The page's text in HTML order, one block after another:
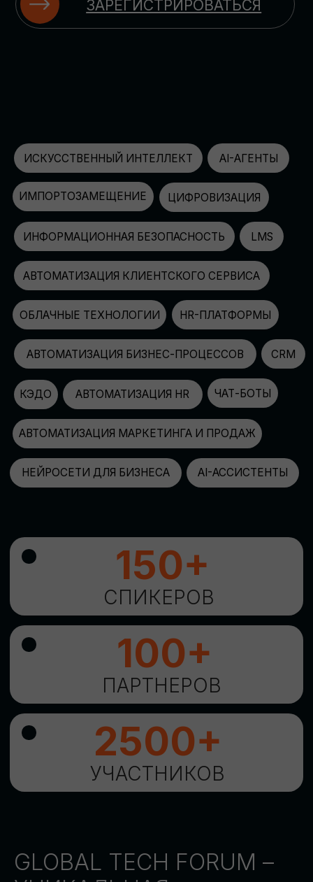
НЕЙРОСЕТИ ДЛЯ БИЗНЕСА
КЭДО
ЦИФРОВИЗАЦИЯ
АВТОМАТИЗАЦИЯ HR
АВТОМАТИЗАЦИЯ МАРКЕТИНГА И ПРОДАЖ
AI-АССИСТЕНТЫ
ЧАТ-БОТЫ
ИМПОРТОЗАМЕЩЕНИЕ
СПИКЕРОВ
150+
ПАРТНЕРОВ
100+
УЧАСТНИКОВ
2500+
GLOBAL TECH FORUM –
ИЗУЧЕНИЯНОВЫХ
ТЕХНОЛОГИЙИ
СТРАТЕГИЧЕСКИХ
ПОДХОДОВ К ЦИФРОВОЙ
ТРАНСФОРМАЦИИ
БИЗНЕСА
ОСТАВИТЬ
ЗАЯВКУ
Оставьте заявку, наши менеджеры